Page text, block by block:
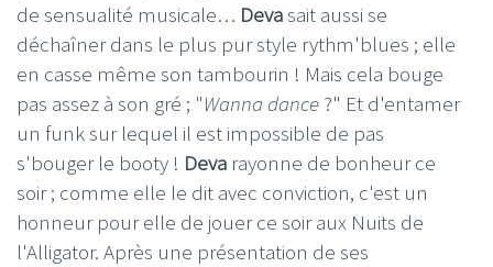
de sensualité musicale… Devasait aussi se
déchaîner dans le plus pur style rythm'blues ; elle
en casse même son tambourin ! Mais cela bouge
pas assez à son gré ; "Wanna dance ?" Et d'entamer
un funk sur lequel il est impossible de pas
s'bouger le booty ! Deva rayonne de bonheur ce
soir ; comme elle le dit avec conviction, c'est un
honneur pour elle de jouer ce soir aux Nuits de
l'Alligator. Après une présentation de ses